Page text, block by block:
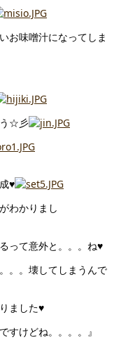
お味噌汁になってしま
う☆彡
♥
わかりまし
って意外と。。。ね♥
。。壊してしまうんで
ました♥
すけどね。。。。』